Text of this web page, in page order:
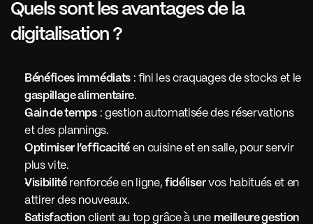
Quels sont les avantages de la
digitalisation ?
Bénéfices immédiats
gaspillage alimentaire.
Gain de temps : gestion automatisée des réservations
et des plannings.
Optimiser l’efficacité en cuisine et en salle, pour servir
plus vite.
Visibilité renforcée en ligne, fidéliser vos habitués et en
attirer des nouveaux.
Satisfaction client au top grâce à une meilleure gestion